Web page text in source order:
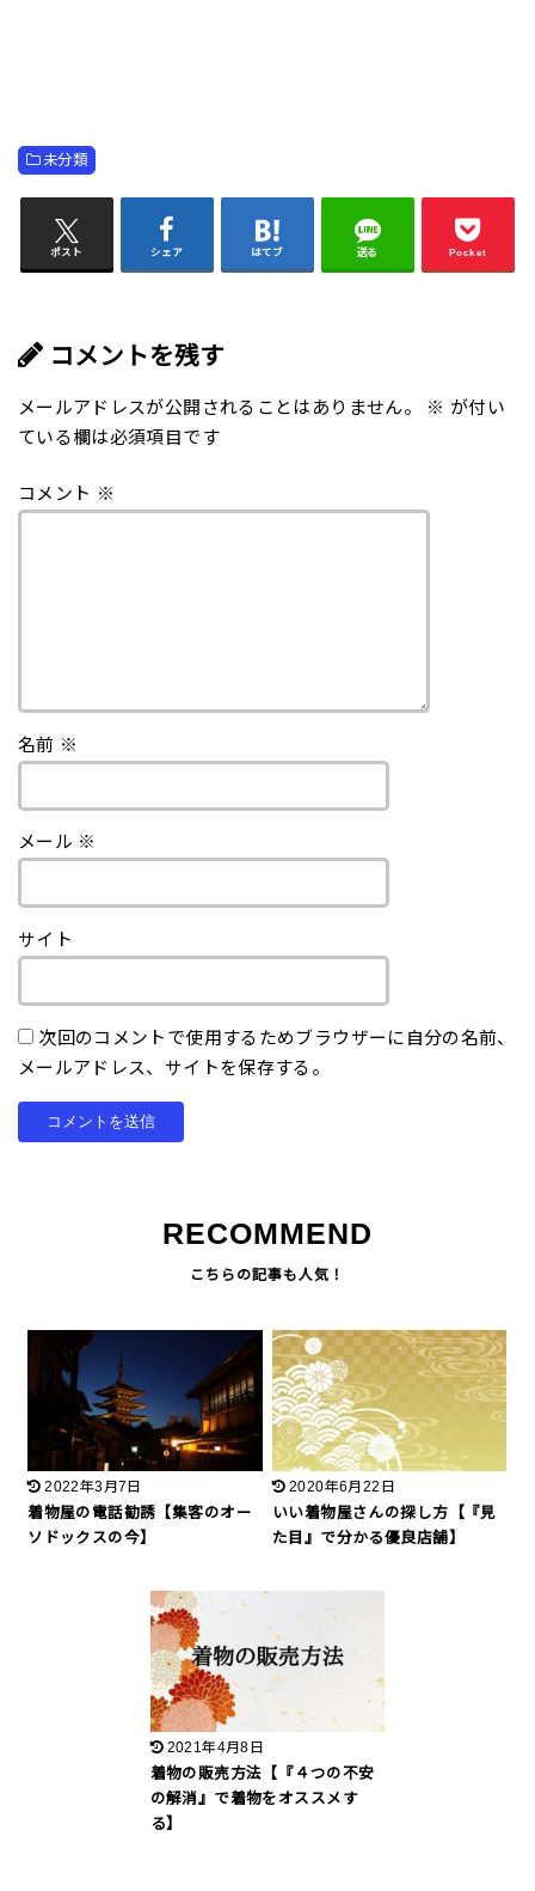
未分類
ポスト シェア はてブ 送る Pocket
コメントを残す
メールアドレスが公開されることはありません。 ※ が付い
ている欄は必須項目です
コメント ※
名前 ※
メール ※
サイト
次回のコメントで使用するためブラウザーに自分の名前、
メールアドレス、サイトを保存する。
RECOMMEND
2022年3月7日
着物屋の電話勧誘【集客のオー
ソドックスの今】
2020年6月22日
いい着物屋さんの探し方【『見
た目』で分かる優良店舗】
2021年4月8日
着物の販売方法【『４つの不安
の解消』で着物をオススメす
る】